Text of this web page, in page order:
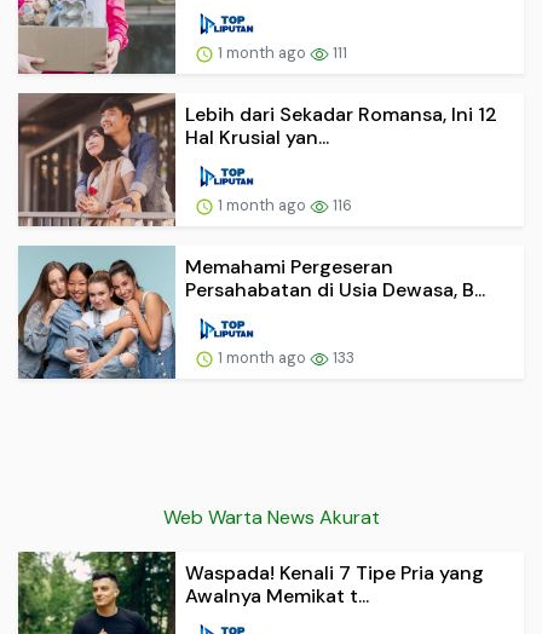
1 month ago 111
Lebih dari Sekadar Romansa, Ini 12
Hal Krusial yan...
1 month ago 116
Memahami Pergeseran
Persahabatan di Usia Dewasa, B...
1 month ago 133
Web Warta News Akurat
Waspada! Kenali 7 Tipe Pria yang
Awalnya Memikat t...